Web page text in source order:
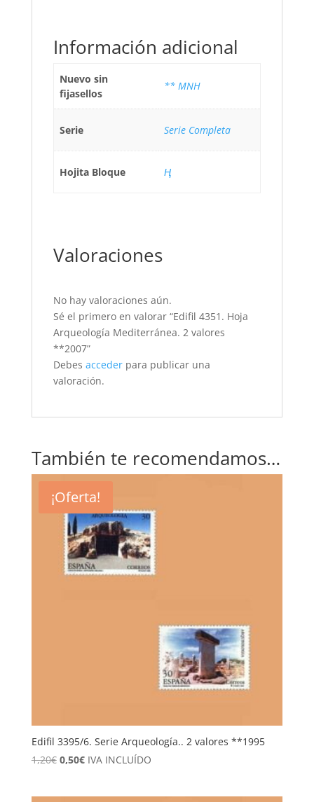
Información adicional
Nuevo sin
fijasellos
** MNH
Serie Serie Completa
Hojita Bloque Ң
Valoraciones
No hay valoraciones aún.
Sé el primero en valorar “Edifil 4351. Hoja
Arqueología Mediterránea. 2 valores
**2007”
Debes accederpara publicar una
valoración.
También te recomendamos…
¡Oferta!
Edifil 3395/6. Serie Arqueología.. 2 valores **1995
1,20€ El
0,50€ElIVA INCLUÍDO